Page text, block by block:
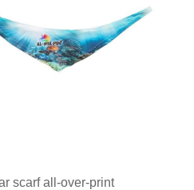
scarf all-over-print